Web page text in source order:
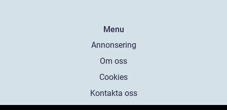
Menu
Annonsering
Om oss
Cookies
Kontakta oss